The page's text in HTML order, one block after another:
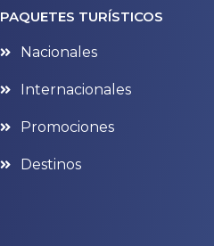
PAQUETES TURÍSTICOS
Nacionales
Internacionales
Promociones
Destinos